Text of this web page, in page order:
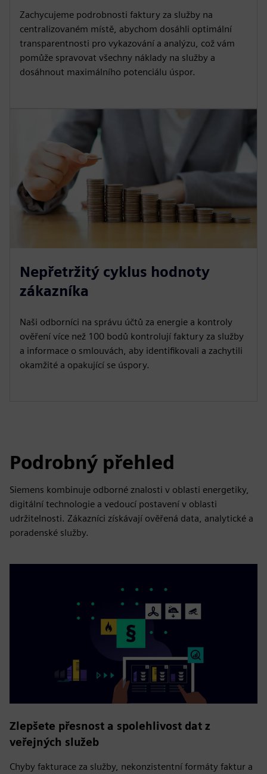
Zachycujeme podrobnosti faktury za služby na
centralizovaném místě, abychom dosáhli optimální
transparentnosti pro vykazování a analýzu, což vám
pomůže spravovat všechny náklady na služby a
dosáhnout maximálního potenciálu úspor.
Nepřetržitý cyklus hodnoty
zákazníka
Naši odborníci na správu účtů za energie a kontroly
ověření více než 100 bodů kontrolují faktury za služby
a informace o smlouvách, aby identifikovali a zachytili
okamžité a opakující se úspory.
Podrobný přehled
Siemens kombinuje odborné znalosti v oblasti energetiky,
digitální technologie a vedoucí postavení v oblasti
udržitelnosti. Zákazníci získávají ověřená data, analytické a
poradenské služby.
Zlepšete přesnost a spolehlivost dat z
veřejných služeb
Chyby fakturace za služby, nekonzistentní formáty faktur a